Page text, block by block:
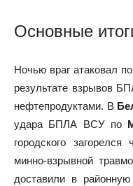
Основные
Ночью враг атаковал
результате взрывов
нефтепродуктами. В
удара БПЛА ВСУ по
городского
минно-взрывной
доставили в